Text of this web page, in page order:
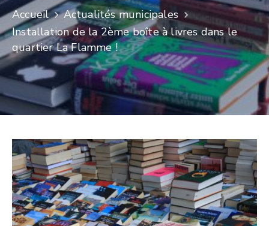
Accueil
Actualités municipales
Installation de la 2ème boîte à livres dans le
quartier La Flamme !